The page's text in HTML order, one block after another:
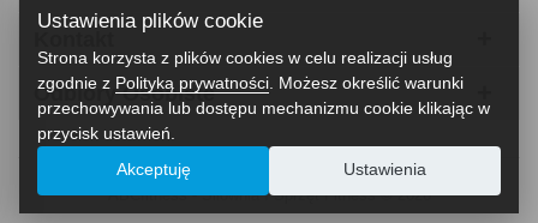
Odbiory Osobiste
ABCfitness - Siłownia I Sprzęt Fitness © 2026
Ustawienia plików cookie
Strona korzysta z plików cookies w celu realizacji usług
zgodnie z Polityką prywatności . Możesz określić warunki
przechowywania lub dostępu mechanizmu cookie klikając w
przycisk ustawień.
Akceptuję Ustawienia